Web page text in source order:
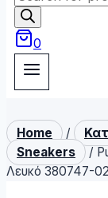
search
0
Home /
Sneakers
/
Λευκό 380747-02